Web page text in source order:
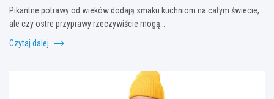
Pikantne potrawy od wieków dodają smaku kuchniom na całym świecie,
ale czy ostre przyprawy rzeczywiście mogą…
Czytaj dalej